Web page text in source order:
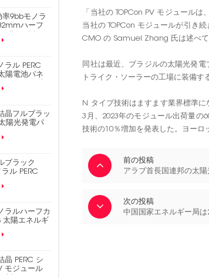
率9bbモノラ
ハーフ
ラル PERC
陽電池パネ
ネル
晶フルブラッ
陽光発電パ
ブラック
ラル PERC
ネル
ラルハーフカ
太陽エネルギ
晶 PERC シ
モジュール
「当社の TOPCon PV モジュール
当社の TOPCon モジュールが引き
CMO の Samuel Zhang 氏は述べて
同社は最近、ブラジルの太陽光発
トライク・ソーラーの工場に装備す
N タイプ技術はますます業界標準
3月、2023年のモジュール出荷量の
技術の10％増加を発表した。ヨーロ
前の投稿
アラブ首長国連邦の太
次の投稿
中国国家エネルギー局